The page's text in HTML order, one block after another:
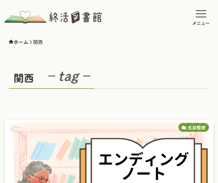
メニュー
ホーム 関西
関西 – tag –
生前整理